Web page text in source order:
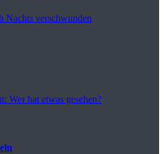
Nachts verschwunden
Wer hat etwas gesehen?